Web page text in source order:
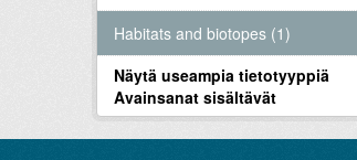
Habitats and biotopes (1)
Näytä useampia tietotyyppiä
Avainsanat sisältävät